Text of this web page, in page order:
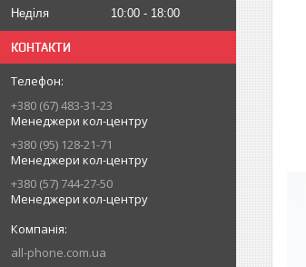
Неділя
10:00 18:00
КОНТАКТИ
+380 (67) 483-31-23
Менеджери кол-центру
+380 (95) 128-21-71
Менеджери кол-центру
+380 (57) 744-27-50
Менеджери кол-центру
all-phone.com.ua